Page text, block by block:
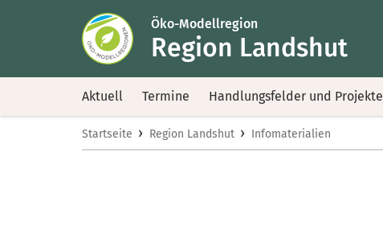
Öko-Modellregion
Region Landshut
Aktuell Termine Handlungsfelder und Projekte
Startseite › Region Landshut › Infomaterialien